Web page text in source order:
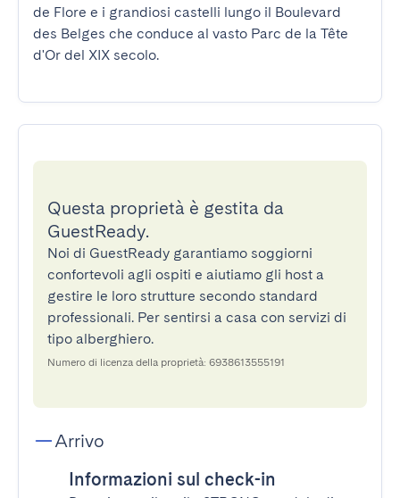
de Flore e i grandiosi castelli lungo il Boulevard
des Belges che conduce al vasto Parc de la Tête
d'Or del XIX secolo.
Questa proprietà è gestita da
GuestReady.
Noi di GuestReady garantiamo soggiorni
confortevoli agli ospiti e aiutiamo gli host a
gestire le loro strutture secondo standard
professionali. Per sentirsi a casa con servizi di
tipo alberghiero.
Numero di licenza della proprietà: 6938613555191
Arrivo
Informazioni sul check-in